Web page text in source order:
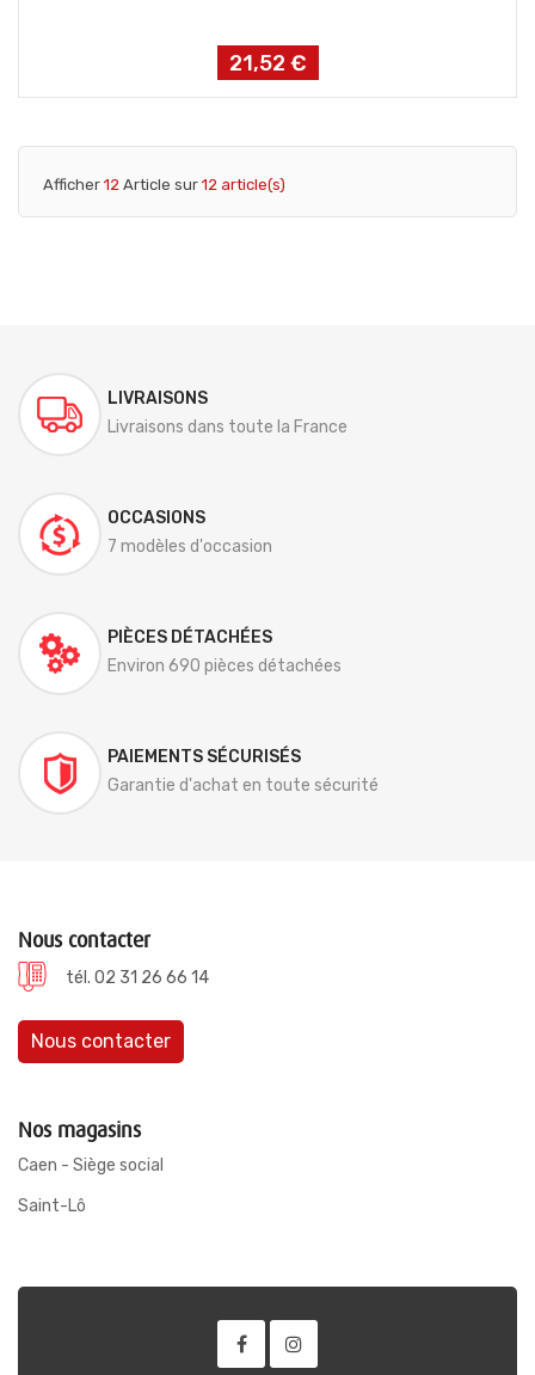
Prix
21,52 €
Afficher 12 Article sur 12 article(s)
LIVRAISONS
Livraisons dans toute la France
OCCASIONS
7 modèles d'occasion
PIÈCES DÉTACHÉES
Environ 690 pièces détachées
PAIEMENTS SÉCURISÉS
Garantie d'achat en toute sécurité
Nous contacter
tél. 02 31 26 66 14
Nous contacter
Nos magasins
Caen - Siège social
Saint-Lô